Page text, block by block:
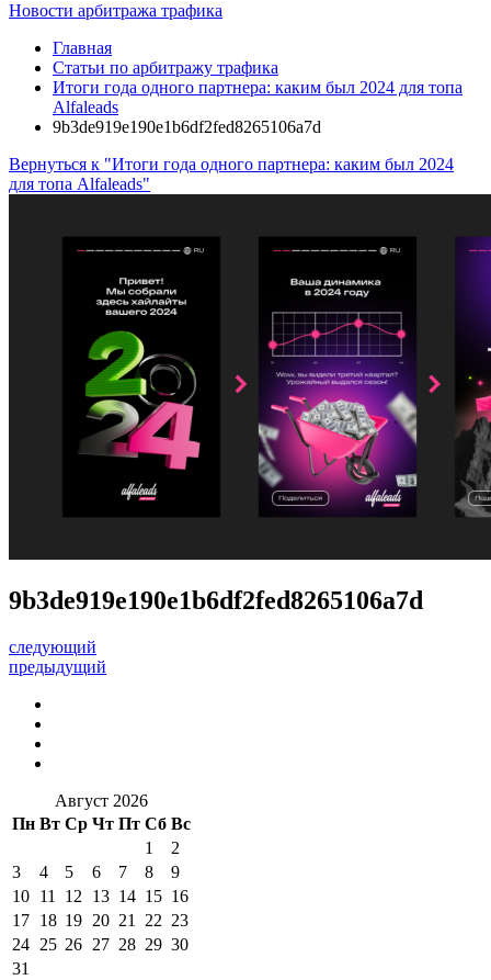
Новости арбитража трафика
Главная
Статьи по арбитражу трафика
Итоги года одного партнера: каким был 2024 для топа
Alfaleads
9b3de919e190e1b6df2fed8265106a7d
Вернуться к "Итоги года одного партнера: каким был 2024
для топа Alfaleads"
9b3de919e190e1b6df2fed8265106a7d
следующий
предыдущий
Август 2026
Пн Вт Ср Чт Пт Сб Вс
1
2
3
4 5 6 7 8
9
10 11 12 13 14 15 16
17 18 19 20 21 22 23
24 25 26 27 28 29 30
31